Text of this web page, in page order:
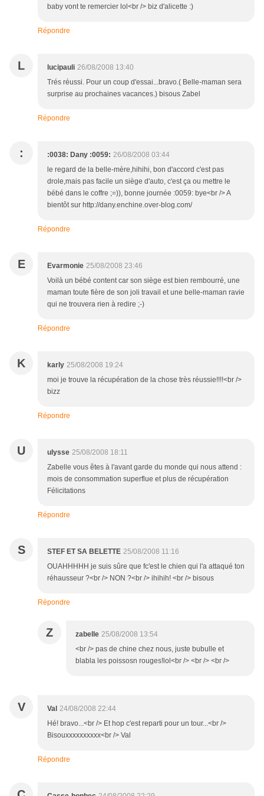
baby vont te remercier lol<br /> biz d'alicette :)
Répondre
L lucipauli 26/08/2008 13:40
Trés réussi. Pour un coup d'essai...bravo.( Belle-maman sera
surprise au prochaines vacances.) bisous Zabel
Répondre
: :0038: Dany :0059: 26/08/2008 03:44
le regard de la belle-mère,hihihi, bon d'accord c'est pas
drole,mais pas facile un siège d'auto, c'est ça ou mettre le
bébé dans le coffre ;=)), bonne journée :0059: bye<br /> A
bientôt sur http://dany.enchine.over-blog.com/
Répondre
E Evarmonie 25/08/2008 23:46
Voilà un bébé content car son siège est bien rembourré, une
maman toute fière de son joli travail et une belle-maman ravie
qui ne trouvera rien à redire ;-)
Répondre
K karly 25/08/2008 19:24
moi je trouve la récupération de la chose très réussie!!!!<br />
bizz
Répondre
U ulysse 25/08/2008 18:11
Zabelle vous êtes à l'avant garde du monde qui nous attend :
mois de consommation superflue et plus de récupération
Félicitations
Répondre
S STEF ET SA BELETTE 25/08/2008 11:16
OUAHHHHH je suis sûre que fc'est le chien qui l'a attaqué ton
réhausseur ?<br /> NON ?<br /> ihihih! <br /> bisous
Répondre
Z zabelle 25/08/2008 13:54
<br /> pas de chine chez nous, juste bubulle et
blabla les poissosn rouges!lol<br /> <br /> <br />
V Val 24/08/2008 22:44
Hé! bravo...<br /> Et hop c'est reparti pour un tour...<br />
Bisouxxxxxxxxxx<br /> Val
Répondre